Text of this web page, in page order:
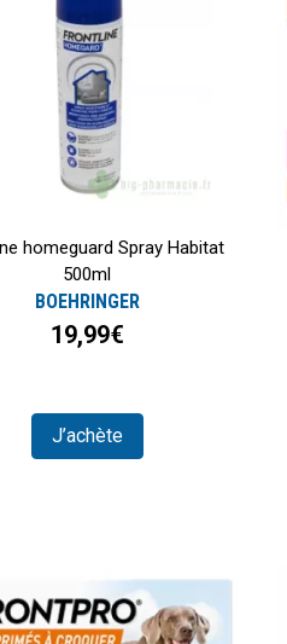
homeguard Spray Habitat
500ml
BOEHRINGER
19,99€
J’achète